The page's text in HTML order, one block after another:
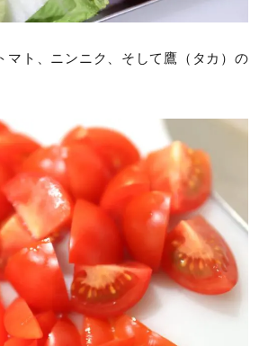
マト、ニンニク、そして鷹（タカ）の